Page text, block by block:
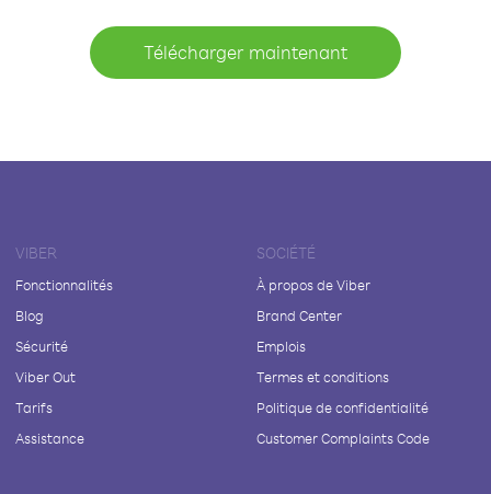
Télécharger maintenant
VIBER
Fonctionnalités
Blog
Sécurité
Viber Out
Tarifs
Assistance
SOCIÉTÉ
À propos de Viber
Brand Center
Emplois
Termes et conditions
Politique de confidentialité
Customer Complaints Code